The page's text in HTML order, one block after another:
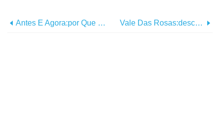
Antes E Agora:por Que Viajar Em Família Nunca Foi Melhor Vale Das Rosas:descubra O Festival Floral De Marrocos